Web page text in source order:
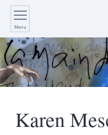
Menu
Karen